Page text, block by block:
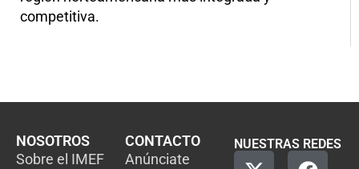
competitiva.
NOSOTROS
Sobre el IMEF
CONTACTO
Anúnciate
NUESTRAS REDES